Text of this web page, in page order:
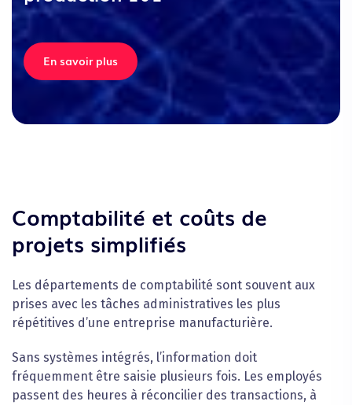
En savoir plus
Comptabilité et coûts de
projets simplifiés
Les départements de comptabilité sont souvent aux
prises avec les tâches administratives les plus
répétitives d’une entreprise manufacturière.
Sans systèmes intégrés, l’information doit
fréquemment être saisie plusieurs fois. Les employés
passent des heures à réconcilier des transactions, à